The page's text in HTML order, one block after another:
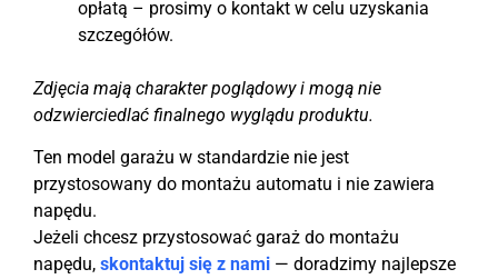
opłatą – prosimy o kontakt w celu uzyskania
szczegółów.
Zdjęcia mają charakter poglądowy i mogą nie
odzwierciedlać finalnego wyglądu produktu.
Ten model garażu w standardzie nie jest
przystosowany do montażu automatu i nie zawiera
napędu.
Jeżeli chcesz przystosować garaż do montażu
napędu, skontaktuj się z nami — doradzimy najlepsze